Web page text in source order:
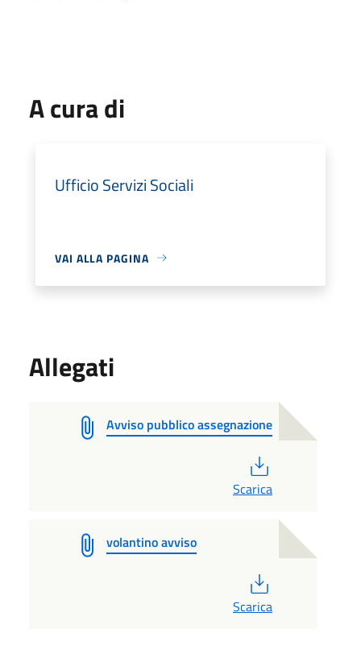
A cura di
Ufficio Servizi Sociali
VAI ALLA PAGINA
Allegati
Avviso pubblico assegnazione
Scarica
volantino avviso
Scarica